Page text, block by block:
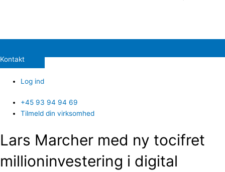
Kontakt
Log ind
+45 93 94 94 69
Tilmeld din virksomhed
Lars Marcher med ny tocifret
millioninvestering i digital